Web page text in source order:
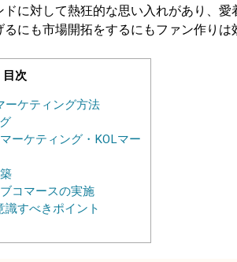
に対して熱狂的な思い入れがあり、愛
にも市場開拓をするにもファン作りは
目次
ーケティング方法
ーケティング・KOLマー
コマースの実施
すべきポイント